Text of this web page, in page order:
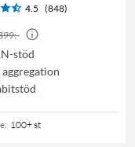
4.5 (848)
stöd
aggregation
: 100+ st